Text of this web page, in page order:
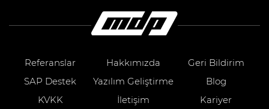
Referanslar Hakkımızda
Geri Bildirim
SAP Destek
Yazılım Geliştirme
Blog
KVKK
İletişim Kariyer